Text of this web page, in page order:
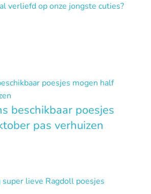
verliefd op onze jongste cuties?
beschikbaar poesjes
pas verhuizen
lieve Ragdoll poesjes